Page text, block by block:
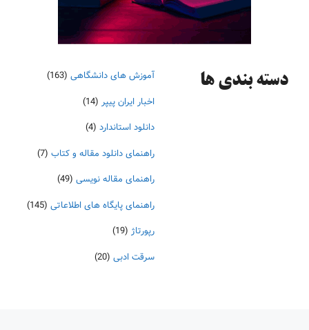
دسته‌ بندی ها آموزش های دانشگاهی (163)
اخبار ایران پیپر (14)
دانلود استاندارد (4)
راهنمای دانلود مقاله و کتاب (7)
راهنمای مقاله نویسی (49)
راهنمای پایگاه های اطلاعاتی (145)
رپورتاژ (19)
سرقت ادبی (20)